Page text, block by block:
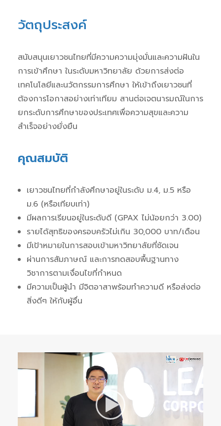
วัตถุประสงค์
สนับสนุนเยาวชนไทยที่มีความความมุ่งมั่นและความฝันใน
การเข้าศึกษา ในระดับมหาวิทยาลัย ด้วยการส่งต่อ
เทคโนโลยีและนวัตกรรมการศึกษา ให้เข้าถึงเยาวชนที่
ต้องการโอกาสอย่างเท่าเทียม สานต่อเจตนารมณ์ในการ
ยกระดับการศึกษาของประเทศเพื่อความสุขและความ
สำเร็จอย่างยั่งยืน
คุณสมบัติ
เยาวชนไทยที่กำลังศึกษาอยู่ในระดับ ม.4, ม.5 หรือ
ม.6 (หรือเทียบเท่า)
มีผลการเรียนอยู่ในระดับดี (GPAX ไม่น้อยกว่า 3.00)
รายได้สุทธิของครอบครัวไม่เกิน 30,000 บาท/เดือน
มีเป้าหมายในการสอบเข้ามหาวิทยาลัยที่ชัดเจน
ผ่านการสัมภาษณ์ และการทดสอบพื้นฐานทาง
วิชาการตามเงื่อนไขที่กำหนด
มีความเป็นผู้นำ มีจิตอาสาพร้อมทำความดี หรือส่งต่อ
สิ่งดีๆ ให้กับผู้อื่น